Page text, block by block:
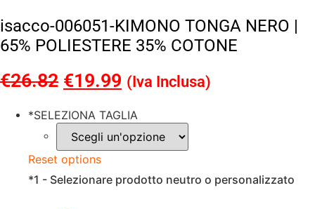
isacco-006051-KIMONO TONGA NERO |
65% POLIESTERE 35% COTONE
€26.82 Il
originale
era:
€26.82.
€19.99 Il
attuale
è:
€19.99.
(Iva Inclusa)
*SELEZIONA TAGLIA
Reset options
*1 - Selezionare prodotto neutro o personalizzato